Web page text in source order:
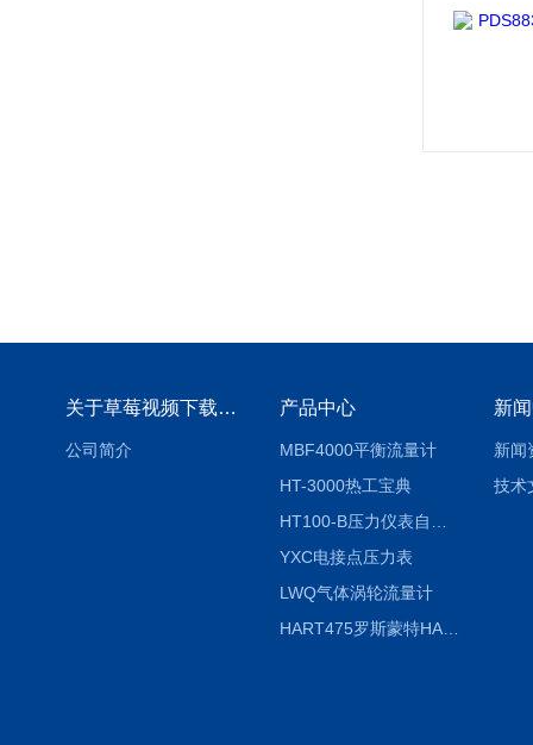
关于草莓视频下载地址
公司简介
产品中心
MBF4000平衡流量计
HT-3000热工宝典
YXC电接点压力表
LWQ气体涡轮流量计
HART475罗斯蒙特HART475手操器
新
新闻
技术